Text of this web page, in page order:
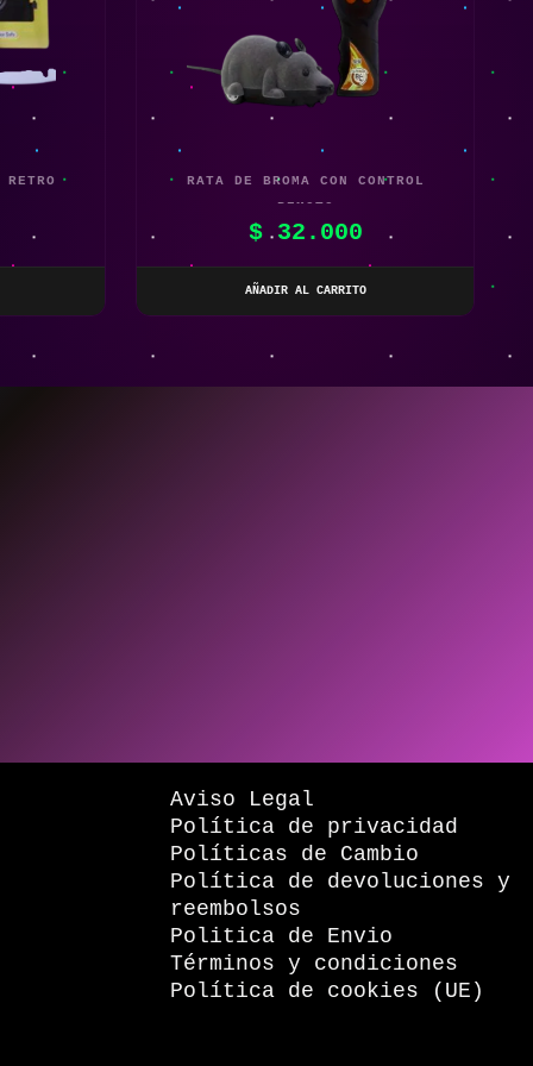
RATA DE BROMA CON CONTROL
REMOTO
$32.000
AÑADIR AL CARRITO
Aviso Legal
Política de privacidad
Políticas de Cambio
Política de devoluciones y
reembolsos
Politica de Envio
Términos y condiciones
Política de cookies (UE)